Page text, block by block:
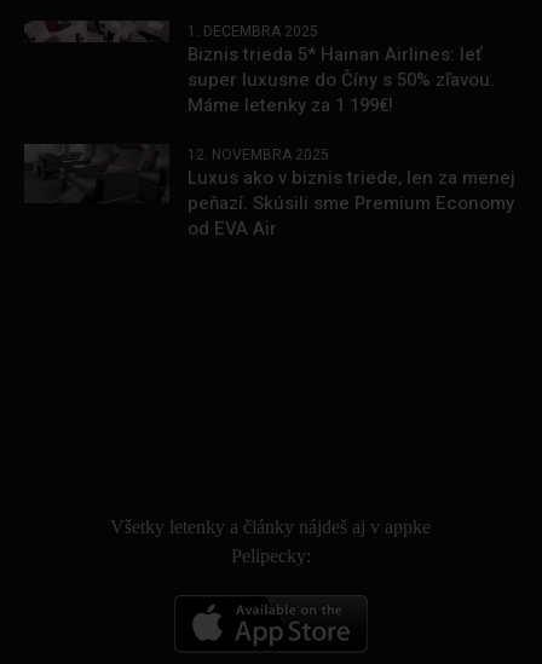
1. DECEMBRA 2025
Biznis trieda 5* Hainan Airlines: leť
super luxusne do Číny s 50% zľavou.
Máme letenky za 1 199€!
12. NOVEMBRA 2025
Luxus ako v biznis triede, len za menej
peňazí. Skúsili sme Premium Economy
od EVA Air
Všetky letenky a články nájdeš aj v appke
Pelipecky: